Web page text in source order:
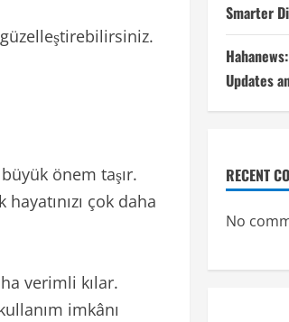
önem taşır.
çok daha
verimli kılar.
imkânı
Smarter
Updates
RECENT
No